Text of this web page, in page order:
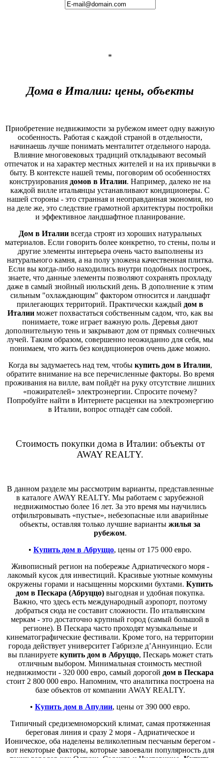
*
Дома в Италии: цены, объекты
Приобретение недвижимости за рубежом имеет одну важную
особенность. Работая с каждой страной в отдельности,
начинаешь лучше понимать менталитет отдельного народа.
Влияние многовековых традиций откладывают весомый
отпечаток и на характер местных жителей и на их привычки в
быту. В контексте нашей темы, поговорим об особенностях
конструирования домов в Италии. Например, далеко не на
каждой вилле итальянцы устанавливают кондиционеры. С
нашей стороны - это странная и неоправданная экономия, но
на деле же, это следствие грамотной архитектуры постройки
и эффективное ландшафтное планирование.
Дом в Италиивсегда строят из хороших натуральных
материалов. Если говорить более конкретно, то стены, полы и
другие элементы интерьера очень часто выполнены из
натурального камня, а на полу уложена качественная плитка.
Если вы когда-либо находились внутри подобных построек,
знаете, что данные элементы позволяют сохранять прохладу
даже в самый знойный июльский день. В дополнение к этим
сильным "охлаждающим" фактором относится и ландшафт
прилегающих территорий. Практически каждый дом в
Италииможет похвастаться собственным садом, что, как вы
понимаете, тоже играет важную роль. Деревья дают
дополнительную тень и закрывают дом от прямых солнечных
лучей. Таким образом, совершенно неожиданно для себя, мы
понимаем, что жить без кондиционеров очень даже можно.
Когда вы задумаетесь над тем, чтобы купить дом в Италии,
обратите внимание на все перечисленные факторы. Во время
проживания на вилле, вам пойдёт на руку отсутствие лишних
«пожирателей» электроэнергии. Спросите почему?
Попробуйте найти в Интернете расценки на электроэнергию
в Италии, вопрос отпадёт сам собой.
Стоимость покупки дома в Италии: объекты от
AWAY REALTY.
В данном разделе мы рассмотрим варианты, представленные
в каталоге AWAY REALTY. Мы работаем с зарубежной
недвижимостью более 16 лет. За это время мы научились
отфильтровывать «пустые», небезопасные или аварийные
объекты, оставляя только лучшие варианты жилья за
рубежом.
• Купить дом в Абруццо, цены от 175 000 евро.
Живописный регион на побережье Адриатического моря -
лакомый кусок для инвестиций. Красивые уютные коммуны
окружены горами и насыщенны морскими бухтами. Купить
дом в Пескара (Абруццо)выгодная и удобная покупка.
Важно, что здесь есть международный аэропорт, поэтому
добраться сюда не составит сложности. По итальянским
меркам - это достаточно крупный город (самый большой в
регионе). В Пескара часто проходят музыкальные и
кинематографические фестивали. Кроме того, на территории
города действует университет Габриэле д’Аннуинцио. Если
вы планируете купить дом в Абруццо, Пескарь может стать
отличным выбором. Минимальная стоимость местной
недвижимости - 320 000 евро, самый дорогой дом в Пескара
стоит 2 800 000 евро. Напомним, что аналитика построена на
базе объектов от компании AWAY REALTY.
• Купить дом в Апулии, цены от 390 000 евро.
Типичный средиземноморский климат, самая протяженная
береговая линия и сразу 2 моря - Адриатическое и
Ионическое, оба наделены великолепным песчаным берегом -
вот некоторые факторы, которые завоевали популярность для